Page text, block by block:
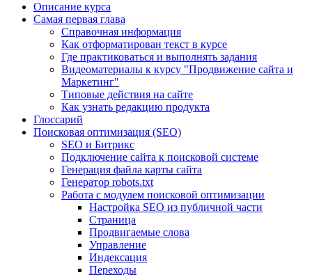
Описание курса
Самая первая глава
Справочная информация
Как отформатирован текст в курсе
Где практиковаться и выполнять задания
Видеоматериалы к курсу "Продвижение сайта и
Маркетинг"
Типовые действия на сайте
Как узнать редакцию продукта
Глоссарий
Поисковая оптимизация (SEO)
SEO и Битрикс
Подключение сайта к поисковой системе
Генерация файла карты сайта
Генератор robots.txt
Работа с модулем поисковой оптимизации
Настройка SEO из публичной части
Страница
Продвигаемые слова
Управление
Индексация
Переходы